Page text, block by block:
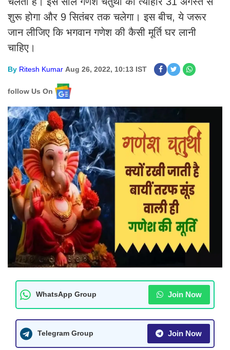
शुरू होगा और 9 सितंबर तक चलेगा। इस बीच, ये जरूर
जान लीजिए कि भगवान गणेश की कैसी मूर्ति घर लानी
चाहिए।
By Ritesh Kumar Aug 26, 2022, 10:13 IST
follow Us On
WhatsApp Group Join Now
Telegram Group Join Now